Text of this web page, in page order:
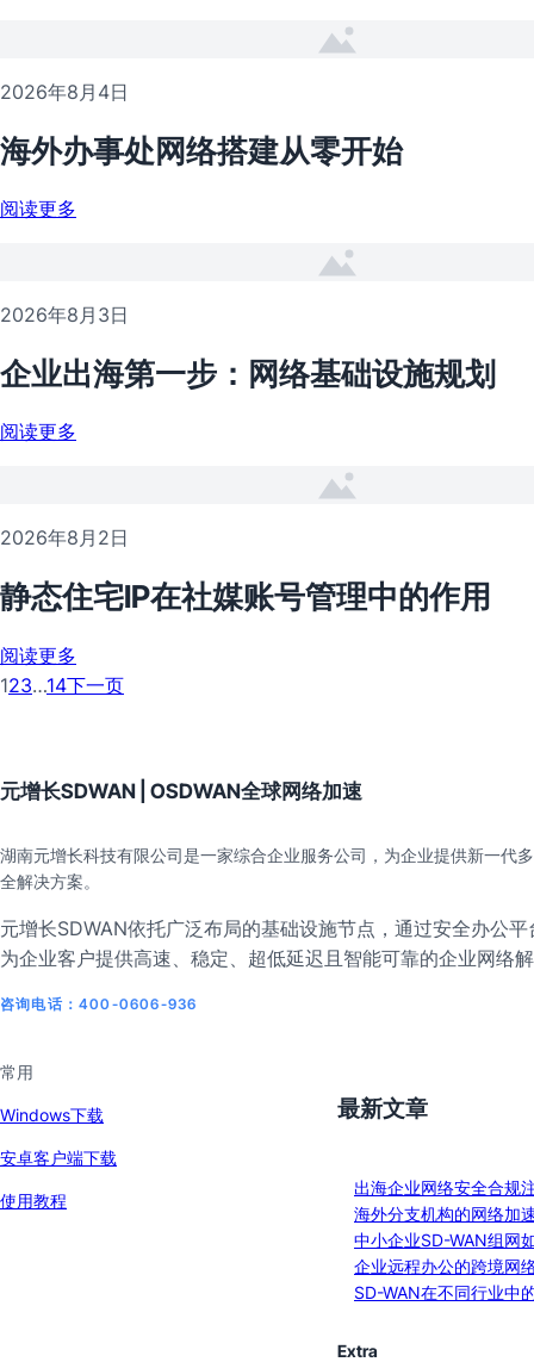
2026年8月4日
海外办事处网络搭建从零开始
阅读更多
2026年8月3日
企业出海第一步：网络基础设施规划
阅读更多
2026年8月2日
静态住宅IP在社媒账号管理中的作用
阅读更多
123…14下一页
元增长SDWAN | OSDWAN全球网络加速
湖南元增长科技有限公司是一家综合企业服务公司，为企业提供新一代
全解决方案。
元增长SDWAN依托广泛布局的基础设施节点，通过安全办公
为企业客户提供高速、稳定、超低延迟且智能可靠的企业网络
咨询电话：400-0606-936
常用
Windows下载
安卓客户端下载
使用教程
最新文章
出海企业网络安全合规
海外分支机构的网络加
中小企业SD-WAN组网
企业远程办公的跨境网
SD-WAN在不同行业中
Extra